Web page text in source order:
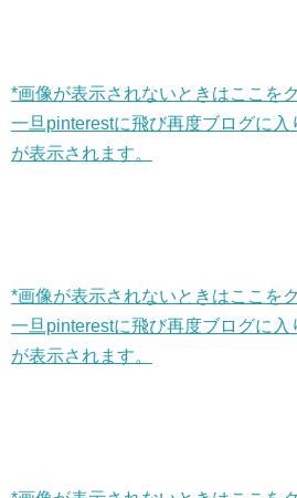
*画像が表示されないときはここを
一旦pinterestに飛び再度ブログに入
が表示されます。
*画像が表示されないときはここを
一旦pinterestに飛び再度ブログに入
が表示されます。